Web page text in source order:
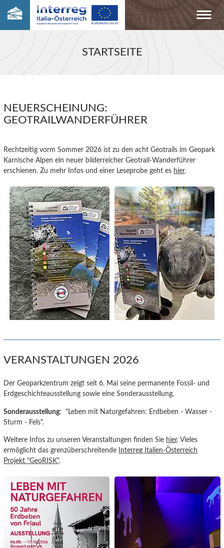
STARTSEITE
NEUERSCHEINUNG:
GEOTRAILWANDERFÜHRER
Rechtzeitig vorm Sommer 2026 ist zu den acht Geotrails im Geopark
Karnische Alpen ein neuer bilderreicher Geotrail-Wanderführer
erschienen. Zu mehr Infos und einer Leseprobe geht es hier.
VERANSTALTUNGEN 2026
Der Geoparkzentrum zeigt seit 6. Mai seine permanente Fossil- und
Erdgeschichteausstellung sowie eine Sonderausstellung.
Sonderausstellung: "Leben mit Naturgefahren: Erdbeben - Wasser -
Sturm - Fels".
Weitere Infos zu unseren Veranstaltungen finden Sie hier. Vieles
ermöglicht das grenzüberschreitende Interreg Italien-Österreich
Projekt "GeoRISK".